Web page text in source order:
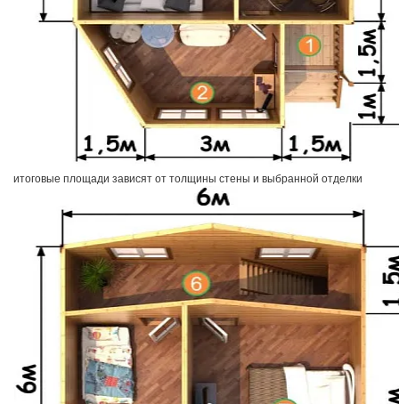
итоговые площади зависят от толщины стены и выбранной отделки